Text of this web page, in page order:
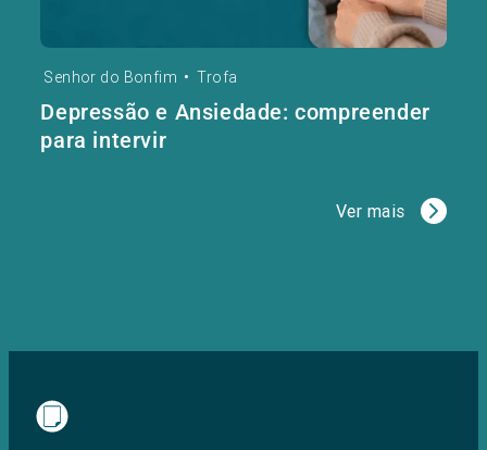
Senhor do Bonfim • Trofa
Depressão e Ansiedade: compreender
para intervir
Ver mais